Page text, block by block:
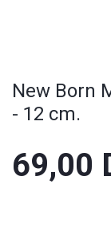
New Born
- 12 cm.
69,00